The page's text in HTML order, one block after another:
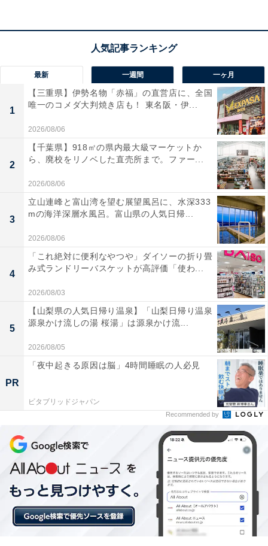
□に入るひらがなは？ 「事務や生活の道具」が
ヒント
1 2
最新 一週間 一ヶ月
1
【三重県】伊勢名物「赤福」の直営店に、全国
唯一のコメダ大判焼き店も！ 東名阪・伊...
2026/08/06
2
【千葉県】918㎡の県内最大級マーケットか
ら、廃校をリノベした直売所まで。ファー...
2026/08/06
3
立山連峰と富山湾を望む展望風呂に、水深333
mの海洋深層水風呂。富山県の人気日帰...
2026/08/06
4
「これ絶対に便利なやつや」ダイソーの折り畳
み式ランドリーバスケットが高評価「使わ...
2026/08/03
5
【山梨県の人気日帰り温泉】「山梨日帰り温泉
源泉かけ流しの湯 桜湯」は源泉かけ流...
2026/08/05
PR
「夜中起きる原因は脳」4時間睡眠の人必見
ビタブリッドジャパン
Recommended by